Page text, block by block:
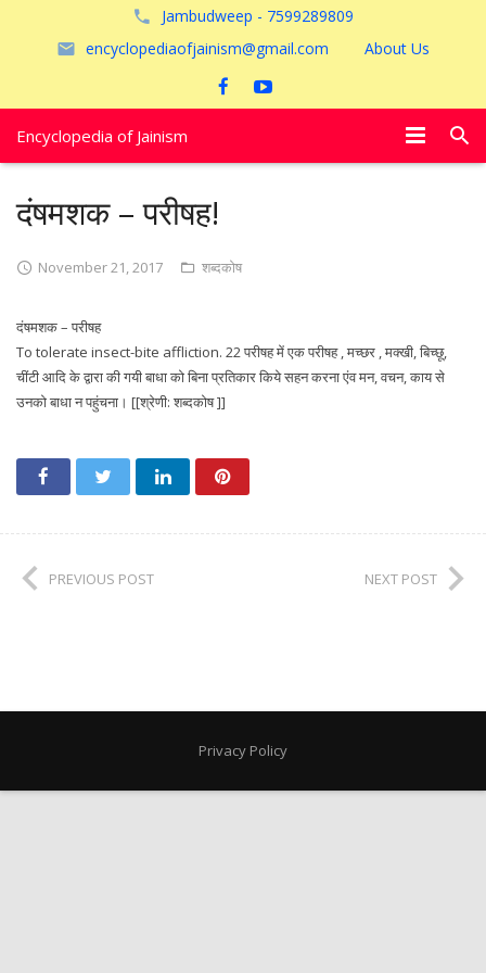
Jambudweep - 7599289809
encyclopediaofjainism@gmail.com
About Us
Encyclopedia of Jainism
अयोध्या
दंषमशक – परीषह!
November 21, 2017 शब्दकोष
दंषमशक – परीषह
To tolerate insect-bite affliction. 22 परीषह में एक परीषह , मच्छर , मक्खी, बिच्छू,
चींटी आदि के द्वारा की गयी बाधा को बिना प्रतिकार किये सहन करना एंव मन, वचन, काय से
उनको बाधा न पहुंचना। [[श्रेणी: शब्दकोष ]]
PREVIOUS POST NEXT POST
Privacy Policy